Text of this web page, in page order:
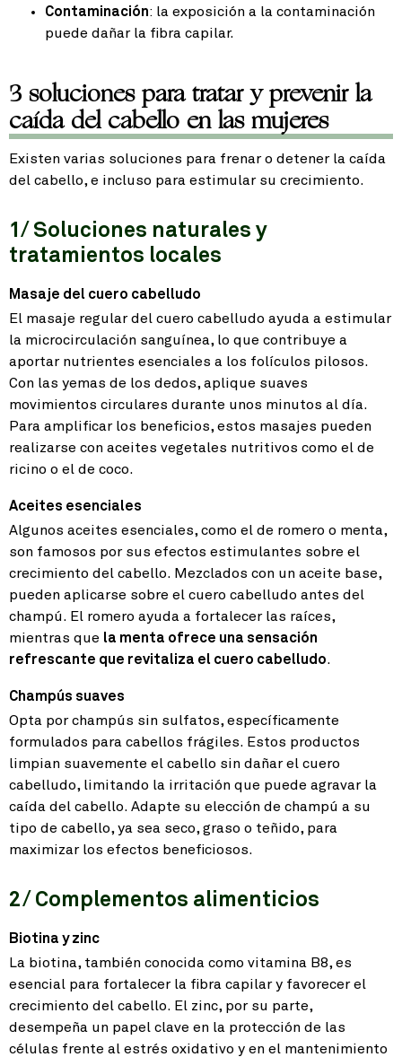
Contaminación: la exposición a la contaminación
puede dañar la fibra capilar.
3 soluciones para tratar y prevenir la
caída del cabello en las mujeres
Existen varias soluciones para frenar o detener la caída
del cabello, e incluso para estimular su crecimiento.
1/ Soluciones naturales y
tratamientos locales
Masaje del cuero cabelludo
El masaje regular del cuero cabelludo ayuda a estimular
la microcirculación sanguínea, lo que contribuye a
aportar nutrientes esenciales a los folículos pilosos.
Con las yemas de los dedos, aplique suaves
movimientos circulares durante unos minutos al día.
Para amplificar los beneficios, estos masajes pueden
realizarse con aceites vegetales nutritivos como el de
ricino o el de coco.
Aceites esenciales
Algunos aceites esenciales, como el de romero o menta,
son famosos por sus efectos estimulantes sobre el
crecimiento del cabello. Mezclados con un aceite base,
pueden aplicarse sobre el cuero cabelludo antes del
champú. El romero ayuda a fortalecer las raíces,
mientras que la menta ofrece una sensación
refrescante que revitaliza el cuero cabelludo.
Champús suaves
Opta por champús sin sulfatos, específicamente
formulados para cabellos frágiles. Estos productos
limpian suavemente el cabello sin dañar el cuero
cabelludo, limitando la irritación que puede agravar la
caída del cabello. Adapte su elección de champú a su
tipo de cabello, ya sea seco, graso o teñido, para
maximizar los efectos beneficiosos.
2/ Complementos alimenticios
Biotina y zinc
La biotina, también conocida como vitamina B8, es
esencial para fortalecer la fibra capilar y favorecer el
crecimiento del cabello. El zinc, por su parte,
desempeña un papel clave en la protección de las
células frente al estrés oxidativo y en el mantenimiento